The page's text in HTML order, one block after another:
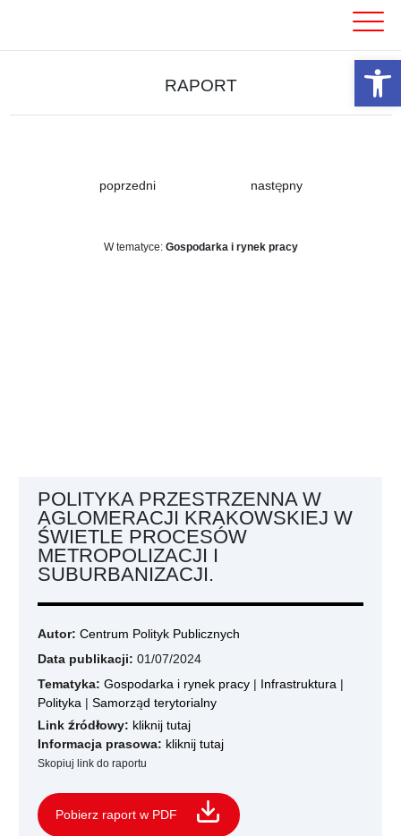
RAPORT
poprzedni następny
W tematyce: Gospodarka i rynek pracy
POLITYKA PRZESTRZENNA W
AGLOMERACJI KRAKOWSKIEJ W
ŚWIETLE PROCESÓW
METROPOLIZACJI I
SUBURBANIZACJI.
Autor: Centrum Polityk Publicznych
Data publikacji: 01/07/2024
Tematyka: Gospodarka i rynek pracy | Infrastruktura |
Polityka | Samorząd terytorialny
Link źródłowy: kliknij tutaj
Informacja prasowa: kliknij tutaj
Skopiuj link do raportu
Pobierz raport w PDF